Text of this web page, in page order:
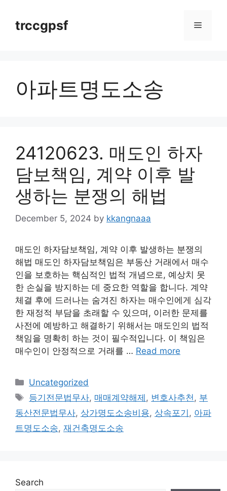
contenttrccgpsf Menu
아파트명도소송
24120623. 매도인 하자
담보책임, 계약 이후 발
생하는 분쟁의 해법
December 5, 2024 by kkangnaaa
매도인 하자담보책임, 계약 이후 발생하는 분쟁의
해법 매도인 하자담보책임은 부동산 거래에서 매수
인을 보호하는 핵심적인 법적 개념으로, 예상치 못
한 손실을 방지하는 데 중요한 역할을 합니다. 계약
체결 후에 드러나는 숨겨진 하자는 매수인에게 심각
한 재정적 부담을 초래할 수 있으며, 이러한 문제를
사전에 예방하고 해결하기 위해서는 매도인의 법적
책임을 명확히 하는 것이 필수적입니다. 이 책임은
매수인이 안정적으로 거래를 … Read more
Categories
Uncategorized
Tags
등기전문법무사, 매매계약해제 , 변호사추천 , 부
동산전문법무사, 상가명도소송비용, 상속포기 , 아파
트명도소송, 재건축명도소송
Search